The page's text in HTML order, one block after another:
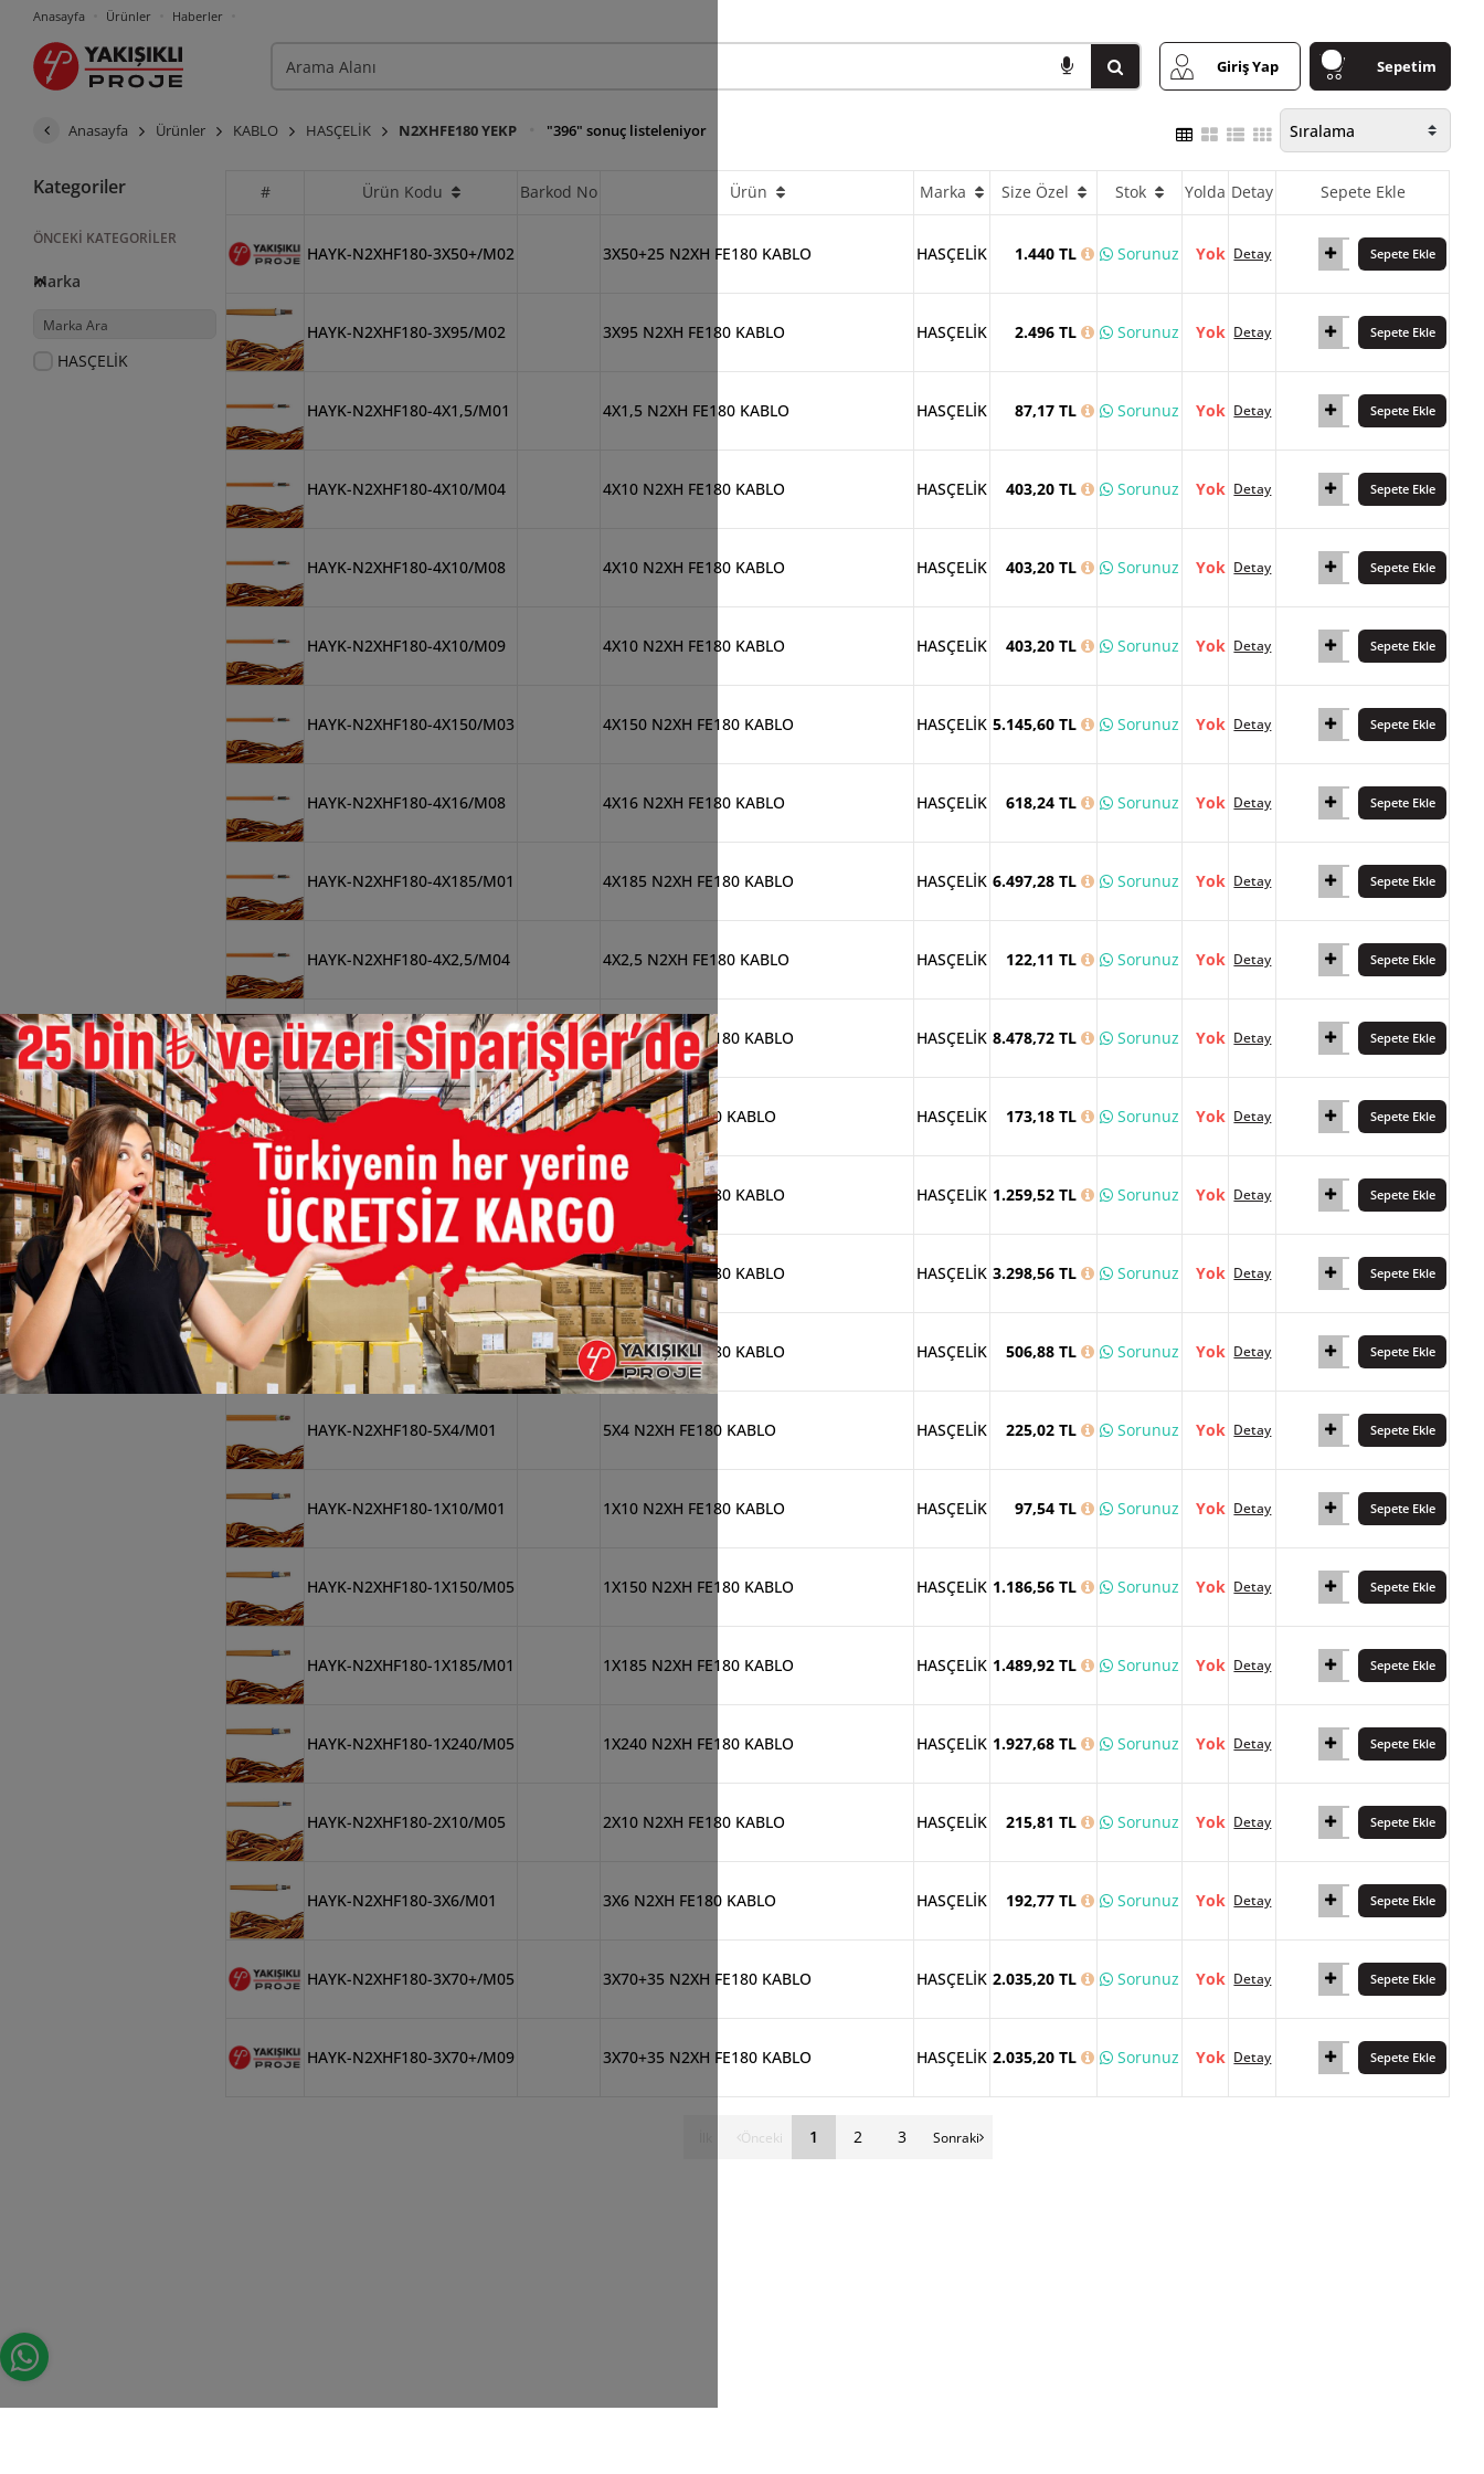
Anasayfa Ürünler Haberler
Giriş Yap Sepetim
Anasayfa Ürünler KABLO HASÇELİK N2XHFE180 YEKP "396" sonuç listeleniyor
Kategoriler
ÖNCEKI KATEGORILER
Marka
HASÇELİK
# Ürün Kodu Barkod No Ürün Marka Size Özel Stok Yolda Detay Sepete Ekle
HAYK-N2XHF180-3X50+/M02 3X50+25 N2XH FE180 KABLO HASÇELİK 1.440 TL Sorunuz Yok Detay Sepete Ekle
HAYK-N2XHF180-3X95/M02 3X95 N2XH FE180 KABLO HASÇELİK 2.496 TL Sorunuz Yok Detay Sepete Ekle
HAYK-N2XHF180-4X1,5/M01 4X1,5 N2XH FE180 KABLO HASÇELİK 87,17 TL Sorunuz Yok Detay Sepete Ekle
HAYK-N2XHF180-4X10/M04 4X10 N2XH FE180 KABLO HASÇELİK 403,20 TL Sorunuz Yok Detay Sepete Ekle
HAYK-N2XHF180-4X10/M08 4X10 N2XH FE180 KABLO HASÇELİK 403,20 TL Sorunuz Yok Detay Sepete Ekle
HAYK-N2XHF180-4X10/M09 4X10 N2XH FE180 KABLO HASÇELİK 403,20 TL Sorunuz Yok Detay Sepete Ekle
HAYK-N2XHF180-4X150/M03 4X150 N2XH FE180 KABLO HASÇELİK 5.145,60 TL Sorunuz Yok Detay Sepete Ekle
HAYK-N2XHF180-4X16/M08 4X16 N2XH FE180 KABLO HASÇELİK 618,24 TL Sorunuz Yok Detay Sepete Ekle
HAYK-N2XHF180-4X185/M01 4X185 N2XH FE180 KABLO HASÇELİK 6.497,28 TL Sorunuz Yok Detay Sepete Ekle
HAYK-N2XHF180-4X2,5/M04 4X2,5 N2XH FE180 KABLO HASÇELİK 122,11 TL Sorunuz Yok Detay Sepete Ekle
HAYK-N2XHF180-4X240/M05 4X240 N2XH FE180 KABLO HASÇELİK 8.478,72 TL Sorunuz Yok Detay Sepete Ekle
HAYK-N2XHF180-4X4/M14 4X4 N2XH FE180 KABLO HASÇELİK 173,18 TL Sorunuz Yok Detay Sepete Ekle
HAYK-N2XHF180-4X35/M05 4X35 N2XH FE180 KABLO HASÇELİK 1.259,52 TL Sorunuz Yok Detay Sepete Ekle
HAYK-N2XHF180-4X95/M04 4X95 N2XH FE180 KABLO HASÇELİK 3.298,56 TL Sorunuz Yok Detay Sepete Ekle
HAYK-N2XHF180-5X10/M02 5X10 N2XH FE180 KABLO HASÇELİK 506,88 TL Sorunuz Yok Detay Sepete Ekle
HAYK-N2XHF180-5X4/M01 5X4 N2XH FE180 KABLO HASÇELİK 225,02 TL Sorunuz Yok Detay Sepete Ekle
HAYK-N2XHF180-1X10/M01 1X10 N2XH FE180 KABLO HASÇELİK 97,54 TL Sorunuz Yok Detay Sepete Ekle
HAYK-N2XHF180-1X150/M05 1X150 N2XH FE180 KABLO HASÇELİK 1.186,56 TL Sorunuz Yok Detay Sepete Ekle
HAYK-N2XHF180-1X185/M01 1X185 N2XH FE180 KABLO HASÇELİK 1.489,92 TL Sorunuz Yok Detay Sepete Ekle
HAYK-N2XHF180-1X240/M05 1X240 N2XH FE180 KABLO HASÇELİK 1.927,68 TL Sorunuz Yok Detay Sepete Ekle
HAYK-N2XHF180-2X10/M05 2X10 N2XH FE180 KABLO HASÇELİK 215,81 TL Sorunuz Yok Detay Sepete Ekle
HAYK-N2XHF180-3X6/M01 3X6 N2XH FE180 KABLO HASÇELİK 192,77 TL Sorunuz Yok Detay Sepete Ekle
HAYK-N2XHF180-3X70+/M05 3X70+35 N2XH FE180 KABLO HASÇELİK 2.035,20 TL Sorunuz Yok Detay Sepete Ekle
HAYK-N2XHF180-3X70+/M09 3X70+35 N2XH FE180 KABLO HASÇELİK 2.035,20 TL Sorunuz Yok Detay Sepete Ekle
Önceki 1 2 3 Sonraki
×